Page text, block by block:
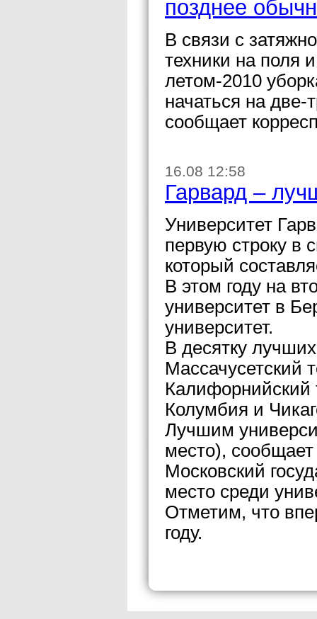
позднее
В связи с
техники на поля
летом-2010
начаться на две-
сообщает
16.08 12:58
Гарвард –
Университет
первую строку в
который
В этом году на
университет в
университет.
В десятку
Массачусетский
Калифорнийский
Колумбия и
Лучшим
место),
Московский
место среди
Отметим, что
году.